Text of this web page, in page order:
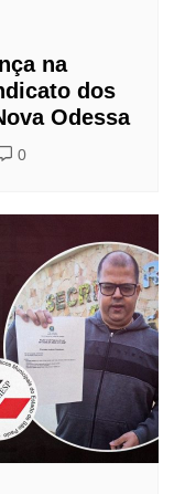
na
dos
Odessa
0